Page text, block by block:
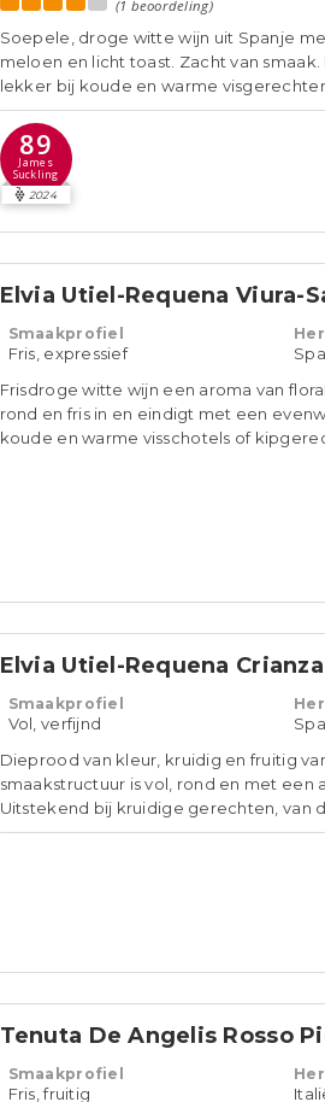
(1 beoordeling)
Soepele, droge witte wijn uit Spanje
meloen en licht toast. Zacht van
lekker bij koude en warme
89
James
Suckling
2024
Elvia Utiel-Requena Viura-
Smaakprofiel
Fris, expressief
Frisdroge witte wijn een aroma van
rond en fris in en eindigt met een
koude en warme visschotels of
Elvia Utiel-Requena
Smaakprofiel
Vol, verfijnd
Dieprood van kleur, kruidig en fruitig
smaakstructuur is vol, rond en met een
Uitstekend bij kruidige gerechten, van
Tenuta De Angelis Rosso
Smaakprofiel
Fris, fruitig